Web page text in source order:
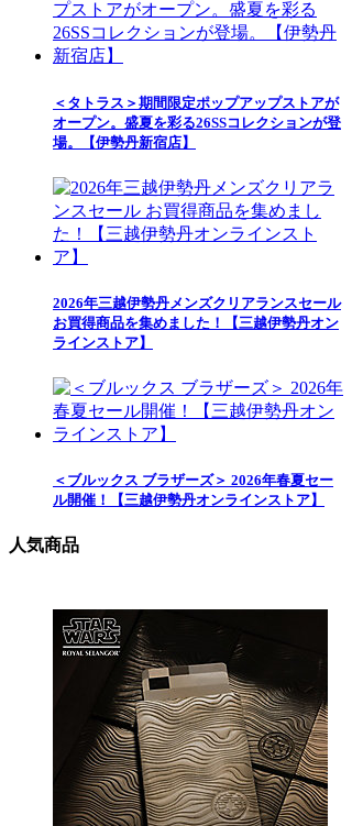
＜タトラス＞期間限定ポップアップストアが
オープン。盛夏を彩る26SSコレクションが登
場。【伊勢丹新宿店】
2026年三越伊勢丹メンズクリアランスセール
お買得商品を集めました！【三越伊勢丹オン
ラインストア】
＜ブルックス ブラザーズ＞ 2026年春夏セー
ル開催！【三越伊勢丹オンラインストア】
人気商品